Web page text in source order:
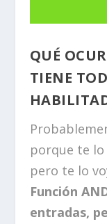
QUÉ
TIENE
porque te
pero te lo
Función
entradas,